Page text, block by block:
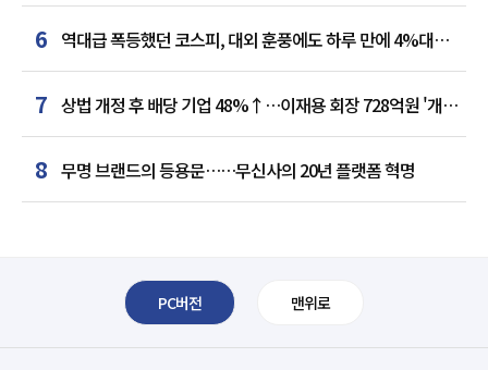
6 역대급 폭등했던 코스피, 대외 훈풍에도 하루 만에 4%대
급락
7 상법 개정 후 배당 기업 48%↑…이재용 회장 728억원 '개인
최다'
8 무명 브랜드의 등용문……무신사의 20년 플랫폼 혁명
PC버전 맨위로